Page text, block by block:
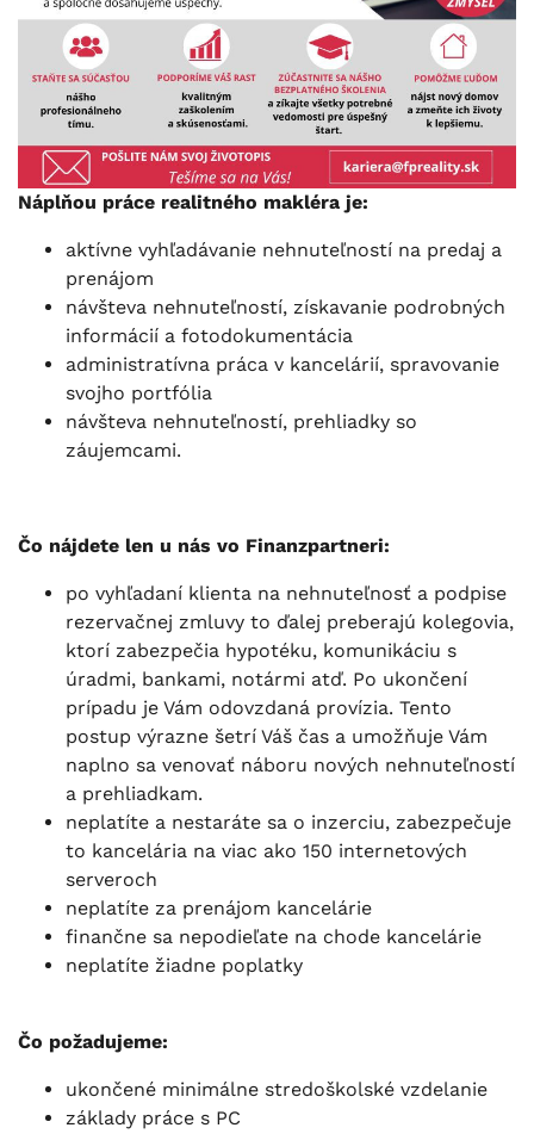
Náplňou práce realitného makléra je:
aktívne vyhľadávanie nehnuteľností na predaj a
prenájom
návšteva nehnuteľností, získavanie podrobných
informácií a fotodokumentácia
administratívna práca v kancelárií, spravovanie
svojho portfólia
návšteva nehnuteľností, prehliadky so
záujemcami.
Čo nájdete len u nás vo Finanzpartneri:
po vyhľadaní klienta na nehnuteľnosť a podpise
rezervačnej zmluvy to ďalej preberajú kolegovia,
ktorí zabezpečia hypotéku, komunikáciu s
úradmi, bankami, notármi atď. Po ukončení
prípadu je Vám odovzdaná provízia. Tento
postup výrazne šetrí Váš čas a umožňuje Vám
naplno sa venovať náboru nových nehnuteľností
a prehliadkam.
neplatíte a nestaráte sa o inzerciu, zabezpečuje
to kancelária na viac ako 150 internetových
serveroch
neplatíte za prenájom kancelárie
finančne sa nepodieľate na chode kancelárie
neplatíte žiadne poplatky
Čo požadujeme:
ukončené minimálne stredoškolské vzdelanie
základy práce s PC